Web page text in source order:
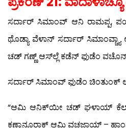
ಸರ್ದಾರ್ ಸಿಮಾಂವ್ ಆನಿ ರಾಮಪ್ಪ,
ಥೊಡ್ಯಾ ವೆಳಾನ್ ಸರ್ದಾರ್
ಚಡ್ ಗಣ್ಣ್ ಆಸ್‍ಲ್ಲೆ ಕಡೆನ್ ಫುಡೆಂ ವಚೊನ್
ಸರ್ದಾರ್ ಸಿಮಾಂವ್ ಫುಡೆಂ ಚಿಂತುಂಕ್
“ಆಮಿ ಆನಿಕ್‍ಯೀ ಚಡ್ ಘಳಾಯ್
ಕಣ್ಣಾನೂರಾಕ್ ಆಮಿ ವಚಜಾಯ್ –